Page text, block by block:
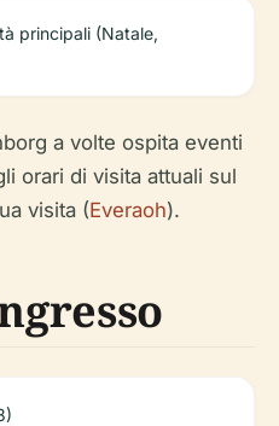
principali (Natale,
a volte ospita eventi
orari di visita attuali sul
visita (Everaoh).